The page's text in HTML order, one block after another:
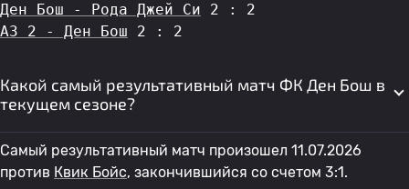
Ден Бош - Рода Джей Си 2 : 2
АЗ 2 - Ден Бош 2 : 2
Какой самый результативный матч ФК Ден Бош в
текущем сезоне?
Самый результативный матч произошел 11.07.2026
против Квик Бойс, закончившийся со счетом 3:1.